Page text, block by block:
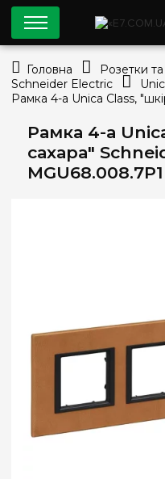
Рамка 4-а
сахара"
MGU68.008.7P1
Головна
Розетки
Schneider Electric